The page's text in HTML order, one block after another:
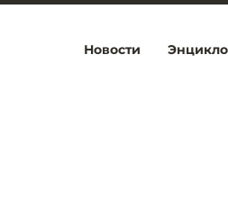
Новости